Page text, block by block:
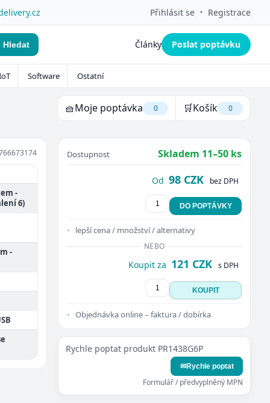
Přihlásit se • Registrace
Hledat Články Poslat poptávku
Software Ostatní
🧺Moje poptávka 0 🛒Košík 0
-
6)
-
Dostupnost Skladem 11–50 ks
Od 98 CZK bez DPH
DO POPTÁVKY
lepší cena / množství / alternativy
NEBO
Koupit za 121 CZK s DPH
KOUPIT
Objednávka online – faktura / dobírka
Rychle poptat produkt PR1438G6P
✉Rychle poptat
Formulář / předvyplněný MPN